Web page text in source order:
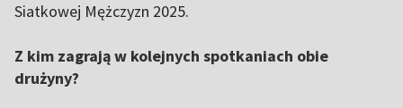
Siatkowej Mężczyzn 2025.
Z kim zagrają w kolejnych spotkaniach obie
drużyny?